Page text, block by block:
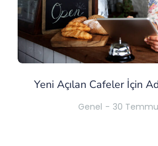
Yeni Açılan Cafeler İçin
Genel 30